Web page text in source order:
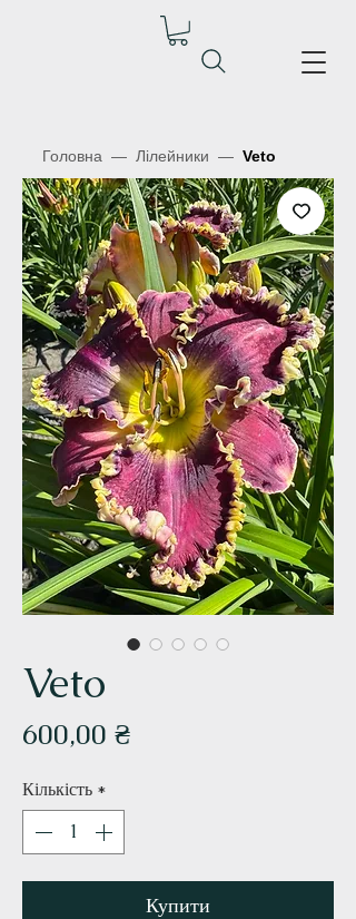
Головна — Лілейники — Veto
Veto
600,00 ₴Ціна
Кількість *
Купити